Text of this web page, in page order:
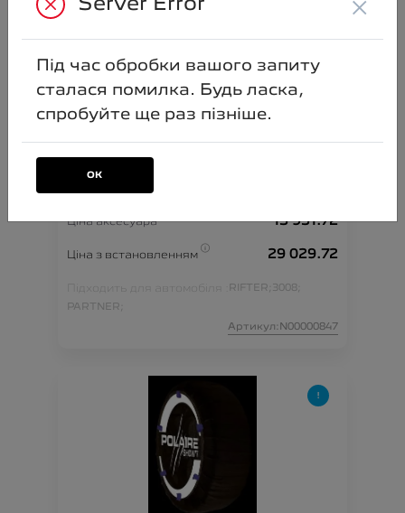
Охоронна сигналізація
Ціна аксесуара 13 951.72
Ціна з встановленням 29 029.72
Підходить для автомобіля : RIFTER; 3008;
PARTNER;
Артикул:N00000847
Server Error
Під час обробки вашого запиту
сталася помилка. Будь ласка,
спробуйте ще раз пізніше.
ОК